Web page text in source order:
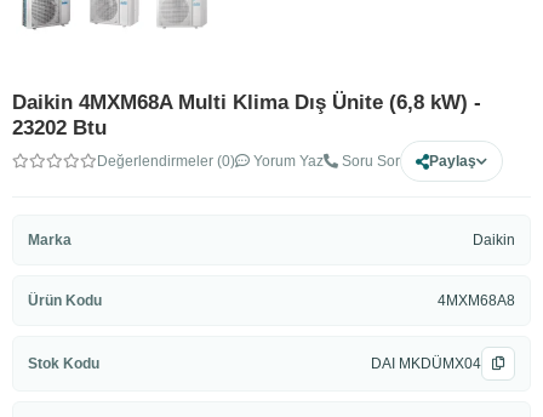
Daikin 4MXM68A Multi Klima Dış Ünite (6,8 kW) -
23202 Btu
Değerlendirmeler (0) Yorum Yaz Soru Sor Paylaş
Marka Daikin
Ürün Kodu 4MXM68A8
Stok Kodu DAI MKDÜMX04